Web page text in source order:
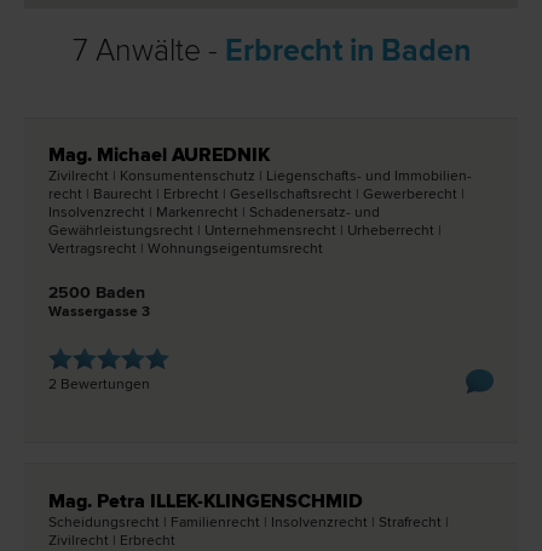
7 Anwälte - Erbrecht in Baden
Mag. Michael AUREDNIK
Zivil­recht | Konsumentenschutz | Liegenschafts- und Immobilien­
recht | Bau­recht | Erb­recht | Gesellschafts­recht | Gewerbe­recht |
Insolvenz­recht | Marken­recht | Schadenersatz- und
Gewährleistungs­recht | Unternehmens­recht | Urheber­recht |
Vertrags­recht | Wohnungseigentums­recht
2500 Baden
Wassergasse 3
2 Bewertungen
Mag. Petra ILLEK-KLINGENSCHMID
Scheidungs­recht | Familien­recht | Insolvenz­recht | Straf­recht |
Zivil­recht | Erb­recht